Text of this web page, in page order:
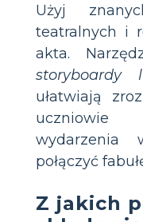
Użyj
teatralnych i
akta.
storyboardy
ułatwiają
uczniowie
połączyć
Z jakich